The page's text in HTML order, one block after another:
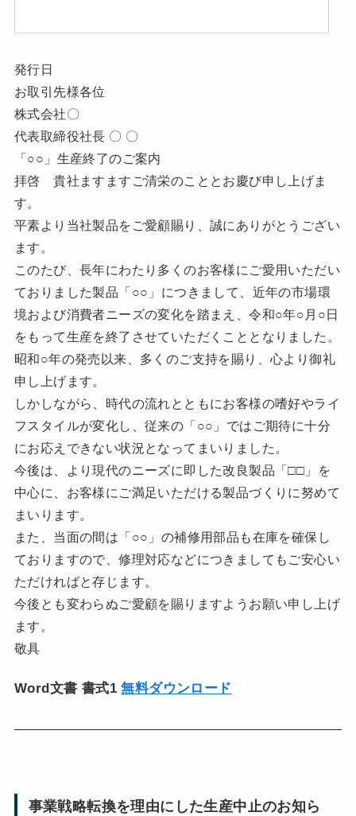
発行日
お取引先様各位
株式会社〇
代表取締役社長 〇 〇
「○○」生産終了のご案内
拝啓 貴社ますますご清栄のこととお慶び申し上げま
す。
平素より当社製品をご愛顧賜り、誠にありがとうござい
ます。
このたび、長年にわたり多くのお客様にご愛用いただい
ておりました製品「○○」につきまして、近年の市場環
境および消費者ニーズの変化を踏まえ、令和○年○月○日
をもって生産を終了させていただくこととなりました。
昭和○年の発売以来、多くのご支持を賜り、心より御礼
申し上げます。
しかしながら、時代の流れとともにお客様の嗜好やライ
フスタイルが変化し、従来の「○○」ではご期待に十分
にお応えできない状況となってまいりました。
今後は、より現代のニーズに即した改良製品「□□」を
中心に、お客様にご満足いただける製品づくりに努めて
まいります。
また、当面の間は「○○」の補修用部品も在庫を確保し
ておりますので、修理対応などにつきましてもご安心い
ただければと存じます。
今後とも変わらぬご愛顧を賜りますようお願い申し上げ
ます。
敬具
Word文書 書式1無料ダウンロード
事業戦略転換を理由にした生産中止のお知ら